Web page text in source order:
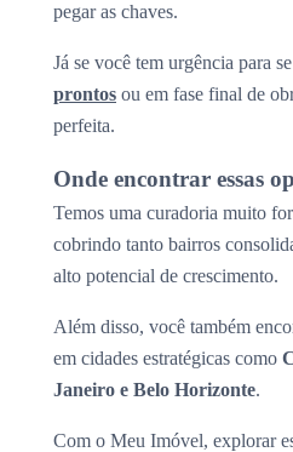
pegar as chaves.
Já se você tem urgência para
prontos ou em fase final de
perfeita.
Onde encontrar essas
Temos uma curadoria muito
cobrindo tanto bairros
alto potencial de crescimento.
Além disso, você também
em cidades estratégicas como
Janeiro e Belo Horizonte.
Com o Meu Imóvel, explorar